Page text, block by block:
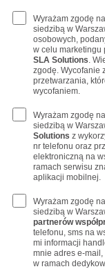
Wyrażam zgodę
siedzibą w
osobowych,
w celu marketingu
SLA Solutions.
zgodę. Wycofanie
przetwarzania,
wycofaniem.
Wyrażam zgodę
siedzibą w
Solutions z
nr telefonu oraz
elektroniczną na
ramach serwisu
aplikacji mobilnej.
Wyrażam zgodę
siedzibą w
partnerów
telefonu, sms na
mi informacji
mnie adres e-
w ramach